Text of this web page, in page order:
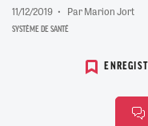
11/12/2019 Par Marion Jort
SYSTÈME DE SANTÉ